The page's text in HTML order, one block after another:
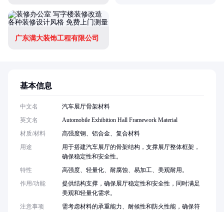
广东满大装饰工程有限公司
基本信息
中文名
汽车展厅骨架材料
英文名
Automobile Exhibition Hall Framework Material
材质/材料
高强度钢、铝合金、复合材料
用途
用于搭建汽车展厅的骨架结构，支撑展厅整体框架，
确保稳定性和安全性。
特性
高强度、轻量化、耐腐蚀、易加工、美观耐用。
作用/功能
提供结构支撑，确保展厅稳定性和安全性，同时满足
美观和轻量化需求。
注意事项
需考虑材料的承重能力、耐候性和防火性能，确保符